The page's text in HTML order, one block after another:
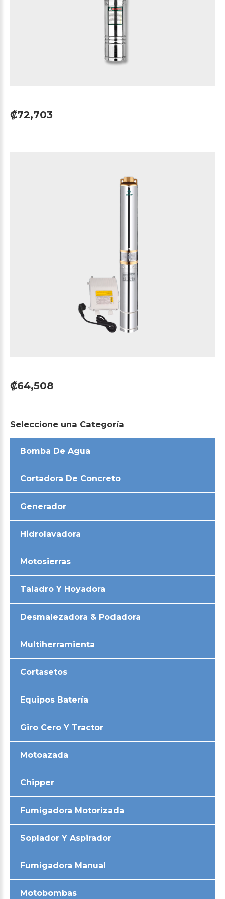
₡72,703
₡64,508
Seleccione una Categoría
Bomba De Agua
Cortadora De Concreto
Generador
Hidrolavadora
Motosierras
Taladro Y Hoyadora
Desmalezadora & Podadora
Multiherramienta
Cortasetos
Equipos Batería
Giro Cero Y Tractor
Motoazada
Chipper
Fumigadora Motorizada
Soplador Y Aspirador
Fumigadora Manual
Motobombas